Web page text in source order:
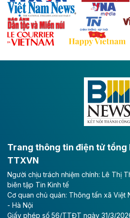
vào dự án ray đường sắt
Hòa Phát muốn chi thêm 20.000
dự án sản xuất ray đường sắt và
kinh tế Dung Quất.
Keppel thoái toàn bộ vốn
Empire City tại Thủ Thiêm
Tập đoàn Keppel (Singapore)
tại dự án Empire City với giá 270
dự án.
Theo vnexpress.net
TP HCM cho phép
dụng gần 6.500 m2 đất
dưỡng
Trang thông tin điện tử tổng
TTXVN
Người chịu trách nhiệm chính: Lê Thị
biên tập Tin Kinh tế
Cơ quan chủ quản: Thông tấn xã Việt
- Hà Nội
Giấy phép số 56/TTĐT ngày 31/3/